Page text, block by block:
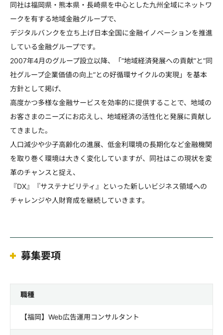
同社は福岡県・熊本県・長崎県を中心とした九州全域にネットワ
ークを有する地域金融グループで、
デジタルバンクを立ち上げ日本全国に金融イノベーションを推進
している金融グループです。
2007年4月のグループ設立以降、「”地域経済発展への貢献”と”同
社グループ企業価値の向上”との好循環サイクルの実現」を基本
方針として掲げ、
高度かつ多様な金融サービスを効率的に提供することで、地域の
お客さまのニーズにお応えし、地域経済の活性化と発展に貢献し
てきました。
人口減少や少子高齢化の進展、低金利環境の長期化など金融機関
を取り巻く環境は大きく変化していますが、同社はこの現状を変
革のチャンスと捉え、
『DX』『サステナビリティ』といった新しいビジネス領域への
チャレンジや人財育成を継続していきます。
募集要項
職種
【福岡】Web広告運用コンサルタント